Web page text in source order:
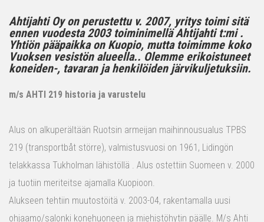
Ahtijahti Oy on perustettu v. 2007, yritys toimi sitä
ennen vuodesta 2003 toiminimellä Ahtijahti t:mi .
Yhtiön pääpaikka on Kuopio, mutta toimimme koko
Vuoksen vesistön alueella.. Olemme erikoistuneet
koneiden-, tavaran ja henkilöiden järvikuljetuksiin.
m/s AHTI 219 historia ja varustelu
Alus on alkuperältään Ruotsin armeijan maihinnousualus TPBS
219 (transportbåt större), valmistusvuosi on 1961, Lidingön
telakkassa Tukholman lähistöllä . Alus ostettiin Suomeen v. 2000
ja tuotiin meriteitse ajamalla Kuopioon.
Alukseen tehtiin muutostöitä v. 2003-04, rakentamalla uusi
ohjaamo/salonki konehuoneen ja miehistöhytin päälle. M/s Ahti